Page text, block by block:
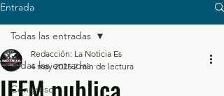
Entrada
Todas las entradas
Congreso
Todas las entradas
Redacción: La Noticia Es
4 may 2025 2 min de lectura